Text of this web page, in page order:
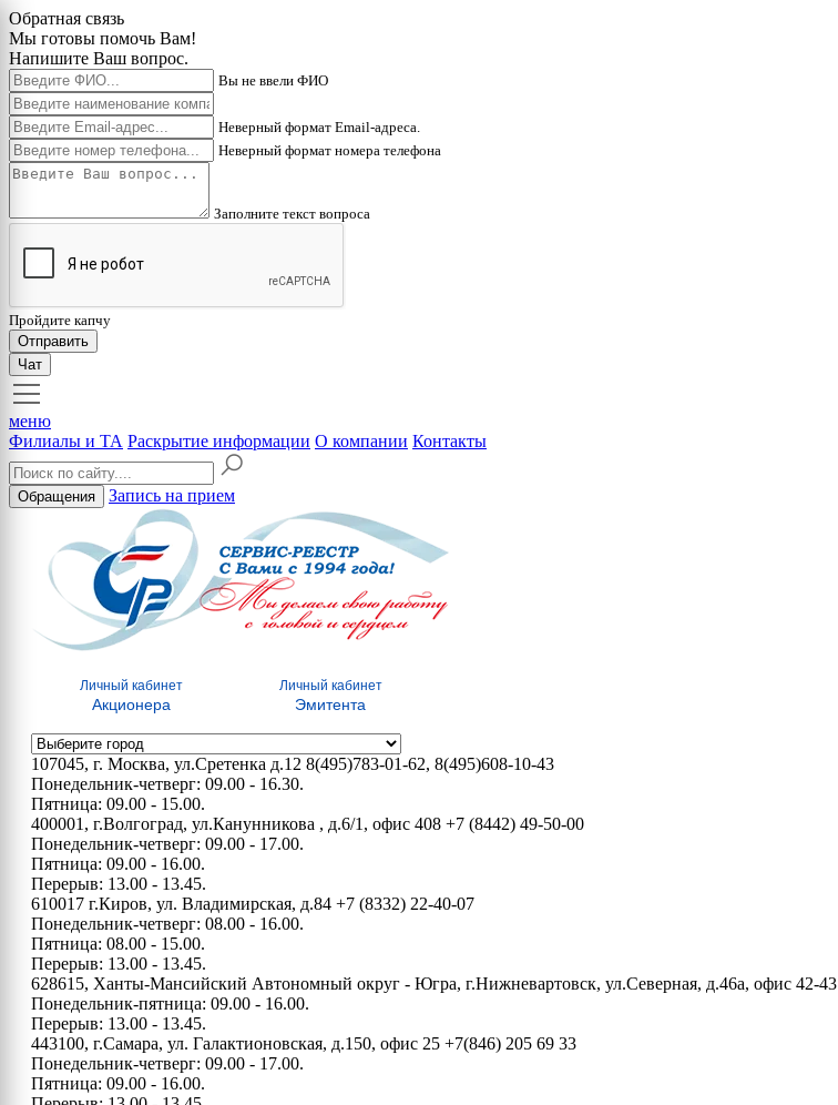
Обратная связь
Мы готовы помочь Вам!
Напишите Ваш вопрос.
Вы не ввели ФИО
Неверный формат Email-адреса.
Неверный формат номера телефона
Заполните текст вопроса
Пройдите капчу
Отправить
Чат
меню
Филиалы и ТА Раскрытие информации О компании Контакты
Обращения Запись на прием
Личный кабинет
Акционера
Личный кабинет
Эмитента
107045, г. Москва, ул.Сретенка д.12 8(495)783-01-62, 8(495)608-10-43
Понедельник-четверг: 09.00 - 16.30.
Пятница: 09.00 - 15.00.
400001, г.Волгоград, ул.Канунникова , д.6/1, офис 408 +7 (8442) 49-50-00
Понедельник-четверг: 09.00 - 17.00.
Пятница: 09.00 - 16.00.
Перерыв: 13.00 - 13.45.
610017 г.Киров, ул. Владимирская, д.84 +7 (8332) 22-40-07
Понедельник-четверг: 08.00 - 16.00.
Пятница: 08.00 - 15.00.
Перерыв: 13.00 - 13.45.
628615, Ханты-Мансийский Автономный округ - Югра, г.Нижневартовск, ул.Северная, д.46а, офис 42-43
Понедельник-пятница: 09.00 - 16.00.
Перерыв: 13.00 - 13.45.
443100, г.Самара, ул. Галактионовская, д.150, офис 25 +7(846) 205 69 33
Понедельник-четверг: 09.00 - 17.00.
Пятница: 09.00 - 16.00.